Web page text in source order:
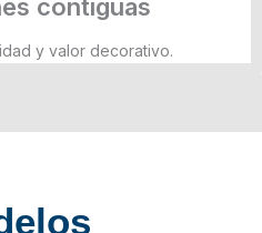
contiguas
y valor decorativo.